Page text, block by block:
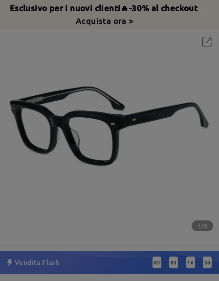
Esclusivo per i nuovi clienti🔥-30% al checkout
Acquista ora >
1/8
Vendita Flash 4D : 03 : 16 : 36